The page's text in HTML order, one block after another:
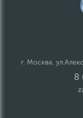
г. Москва,
8